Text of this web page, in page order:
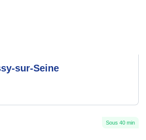
sur-Seine
Sous 40 min